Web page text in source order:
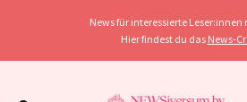
News für interessierte
Hier findest du das News-